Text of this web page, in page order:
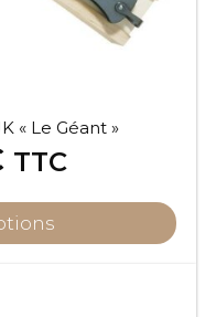
« Le Géant »
TTC